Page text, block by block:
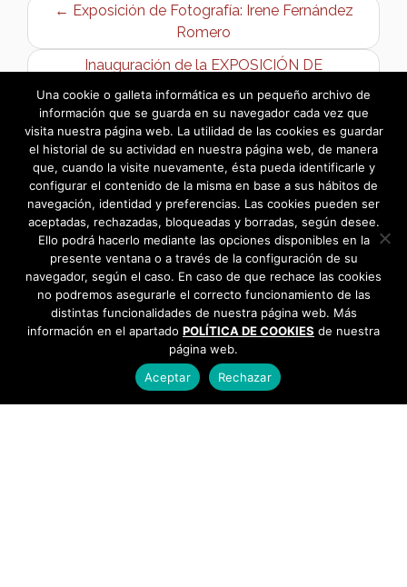
← Exposición de Fotografía: Irene Fernández
Romero
Inauguración de la EXPOSICIÓN DE
FOTOGRAFÍA de Irene Fernández Romero →
Una cookie o galleta informática es un pequeño archivo de
información que se guarda en su navegador cada vez que
visita nuestra página web. La utilidad de las cookies es guardar
el historial de su actividad en nuestra página web, de manera
que, cuando la visite nuevamente, ésta pueda identificarle y
configurar el contenido de la misma en base a sus hábitos de
navegación, identidad y preferencias. Las cookies pueden ser
aceptadas, rechazadas, bloqueadas y borradas, según desee.
Ello podrá hacerlo mediante las opciones disponibles en la
presente ventana o a través de la configuración de su
navegador, según el caso. En caso de que rechace las cookies
no podremos asegurarle el correcto funcionamiento de las
distintas funcionalidades de nuestra página web. Más
información en el apartado POLÍTICA DE COOKIES de nuestra
página web.
Aceptar
Rechazar